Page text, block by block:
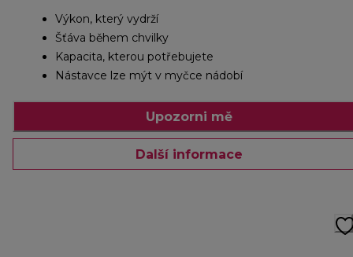
Výkon, který vydrží
Šťáva během chvilky
Kapacita, kterou potřebujete
Nástavce lze mýt v myčce nádobí
Upozorni mě
Další informace